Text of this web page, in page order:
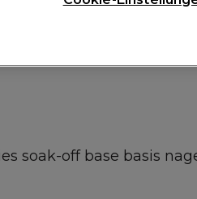
Gratis Lieferung
soak-off base basis